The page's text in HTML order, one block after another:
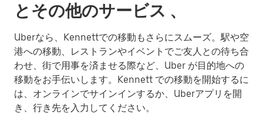
とその他のサービス 、
Uberなら、Kennettでの移動もさらにスムーズ。駅や空
港への移動、レストランやイベントでご友人との待ち合
わせ、街で用事を済ませる際など、Uber が目的地への
移動をお手伝いします。Kennett での移動を開始するに
は、オンラインでサインインするか、Uberアプリを開
き、行き先を入力してください。